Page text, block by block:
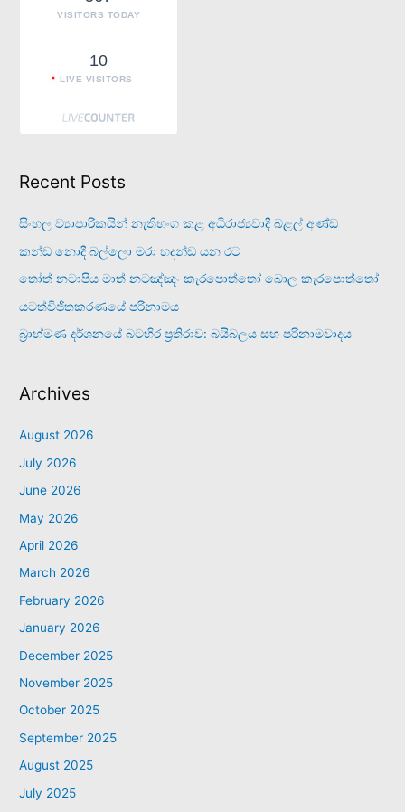
VISITORS TODAY
10
LIVE VISITORS
Recent Posts
සිංහල ව්‍යාපාරිකයින් නැතිභංග කළ අධිරාජ්‍යවාදී බළල් අණ්ඩ
කන්ඩ නොදී බල්ලො මරා හදන්ඩ යන රට
තෝත් නටාපිය මාත් නටඤ්ඤං කැරපොත්තෝ බොල කැරපොත්තෝ
යටත්විජිතකරණයේ පරිනාමය
බ්‍රාහ්මණ දර්ශනයේ බටහිර ප්‍රතිරාව: බයිබලය සහ පරිනාමවාදය
Archives
August 2026
July 2026
June 2026
May 2026
April 2026
March 2026
February 2026
January 2026
December 2025
November 2025
October 2025
September 2025
August 2025
July 2025